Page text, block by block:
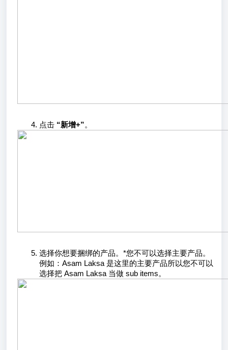
点击 “新增+”。
选择你想要捆绑的产品。*您不可以选择主要产品。
例如：Asam Laksa 是这里的主要产品所以您不可以
选择把 Asam Laksa 当做 sub items。